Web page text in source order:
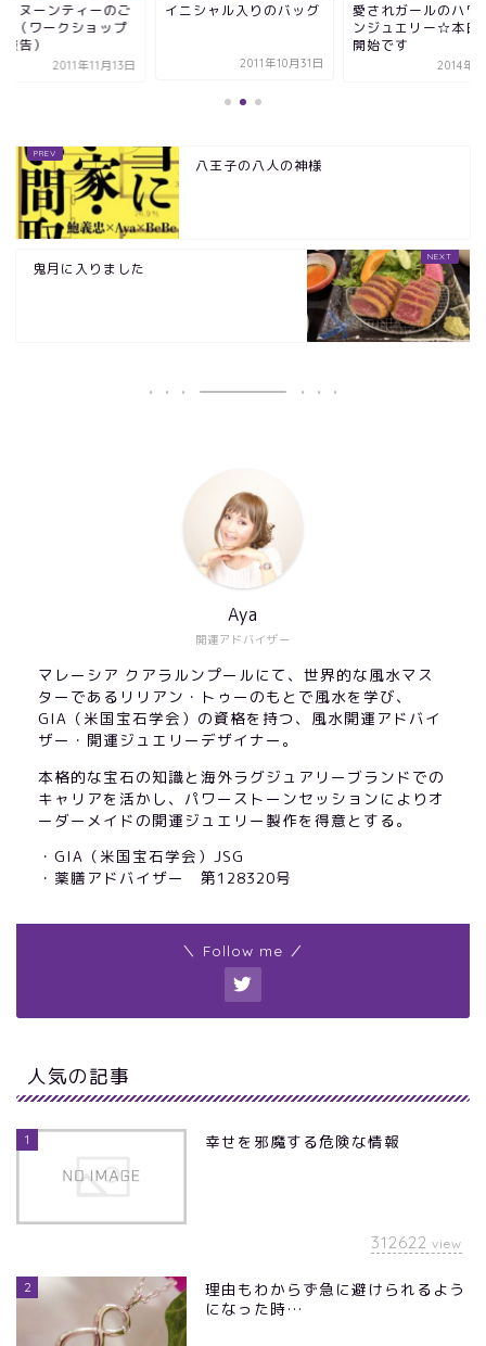
シャル入りのバッグ
2011年10月31日
愛されガールのハワイア
2014年8月7日
アフタヌーンティー
紹介♪（ワークショ
のご報告）
2011年11
八王子の八人の神様
鬼月に入りました
開運アドバイザー
Aya
マレーシア クアラルンプールにて、世界的な風水マス
ターであるリリアン・トゥーのもとで風水を学び、
GIA（米国宝石学会）の資格を持つ、風水開運アドバイ
ザー・開運ジュエリーデザイナー。
本格的な宝石の知識と海外ラグジュアリーブランドでの
キャリアを活かし、パワーストーンセッションによりオ
ーダーメイドの開運ジュエリー製作を得意とする。
・GIA（米国宝石学会）JSG
・薬膳アドバイザー 第128320号
＼ Follow me ／
人気の記事
1 幸せを邪魔する危険な情報
312622 view
2
理由もわからず急に避けられるよう
になった時…